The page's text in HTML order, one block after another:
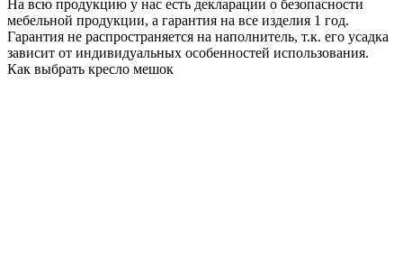
На всю продукцию у нас есть декларации о безопасности
мебельной продукции, а гарантия на все изделия 1 год.
Гарантия не распространяется на наполнитель, т.к. его усадка
зависит от индивидуальных особенностей использования.
Как выбрать кресло мешок